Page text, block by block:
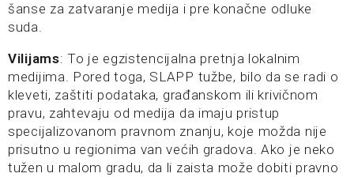
šanse za zatvaranje medija i pre konačne odluke
suda.
Vilijams: To je egzistencijalna pretnja lokalnim
medijima. Pored toga, SLAPP tužbe, bilo da se radi o
kleveti, zaštiti podataka, građanskom ili krivičnom
pravu, zahtevaju od medija da imaju pristup
specijalizovanom pravnom znanju, koje možda nije
prisutno u regionima van većih gradova. Ako je neko
tužen u malom gradu, da li zaista može dobiti pravno